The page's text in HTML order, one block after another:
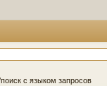
с языком запросов